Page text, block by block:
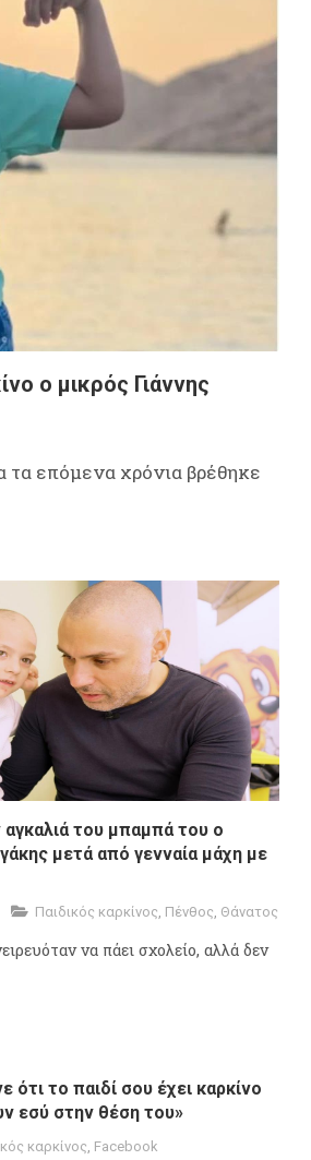
ο μικρός Γιάννης
τα επόμενα χρόνια βρέθηκε
του μπαμπά του ο
μετά από γενναία μάχη με
Παιδικός καρκίνος, Πένθος, Θάνατος
να πάει σχολείο, αλλά δεν
το παιδί σου έχει καρκίνο
εσύ στην θέση του»
καρκίνος, Facebook